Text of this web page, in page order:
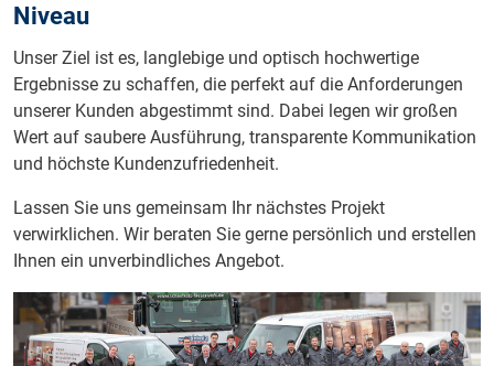
Niveau
Unser Ziel ist es, langlebige und optisch hochwertige
Ergebnisse zu schaffen, die perfekt auf die Anforderungen
unserer Kunden abgestimmt sind. Dabei legen wir großen
Wert auf saubere Ausführung, transparente Kommunikation
und höchste Kundenzufriedenheit.
Lassen Sie uns gemeinsam Ihr nächstes Projekt
verwirklichen. Wir beraten Sie gerne persönlich und erstellen
Ihnen ein unverbindliches Angebot.